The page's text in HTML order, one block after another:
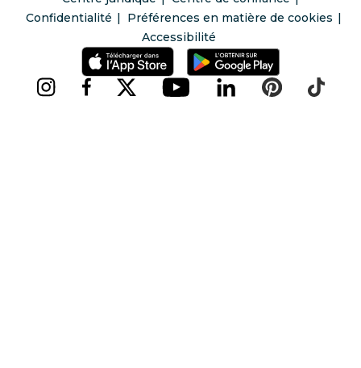
Confidentialité
Préférences en matière de cookies
Accessibilité